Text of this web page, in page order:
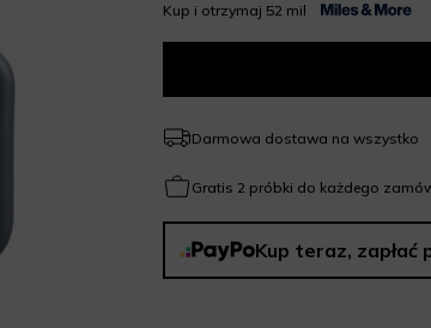
Kup i otrzymaj 52 mil
Darmowa dostawa na wszystko
Gratis 2 próbki do każdego
Kup teraz, zapłać